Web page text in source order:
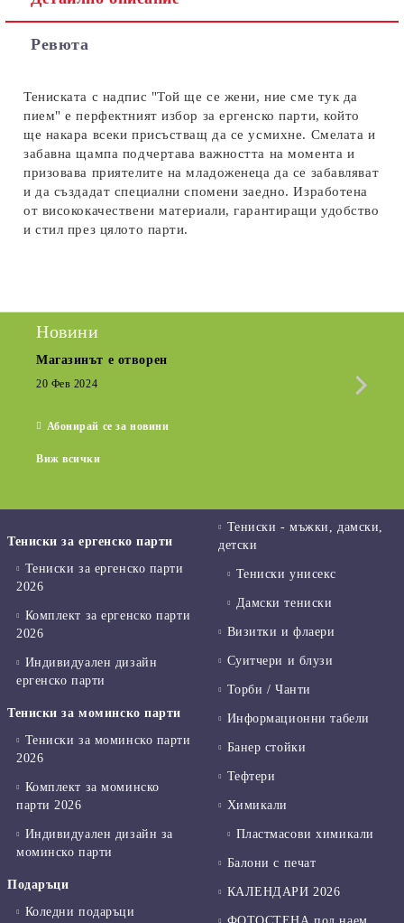
Ревюта
Тениската с надпис "Той ще се жени, ние сме тук да
пием" е перфектният избор за ергенско парти, който
ще накара всеки присъстващ да се усмихне. Смелата и
забавна щампа подчертава важността на момента и
призовава приятелите на младоженеца да се забавляват
и да създадат специални спомени заедно. Изработена
от висококачествени материали, гарантиращи удобство
и стил през цялото парти.
Новини
Магазинът е отворен
20 Фев 2024
Абонирай се за новини
Виж всички
Тениски за ергенско парти
Тениски за ергенско парти
2026
Комплект за ергенско парти
2026
Индивидуален дизайн
ергенско парти
Тениски за моминско парти
Тениски за моминско парти
2026
Комплект за моминско
парти 2026
Индивидуален дизайн за
моминско парти
Подаръци
Коледни подаръци
Тениски - мъжки, дамски,
детски
Тениски унисекс
Дамски тениски
Визитки и флаери
Суитчери и блузи
Торби / Чанти
Информационни табели
Банер стойки
Тефтери
Химикали
Пластмасови химикали
Балони с печат
КАЛЕНДАРИ 2026